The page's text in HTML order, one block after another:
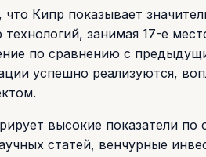
что Кипр показывает
технологий, занимая 17-е
по сравнению с
успешно реализуются,
высокие показатели по
статей, венчурные